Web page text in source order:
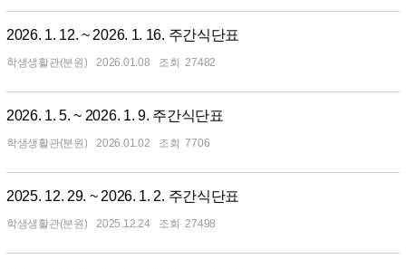
2026. 1. 12. ~ 2026. 1. 16. 주간식단표
학생생활관(분원) 2026.01.08 27482
2026. 1. 5. ~ 2026. 1. 9. 주간식단표
학생생활관(분원) 2026.01.02 7706
2025. 12. 29. ~ 2026. 1. 2. 주간식단표
학생생활관(분원) 2025.12.24 27498